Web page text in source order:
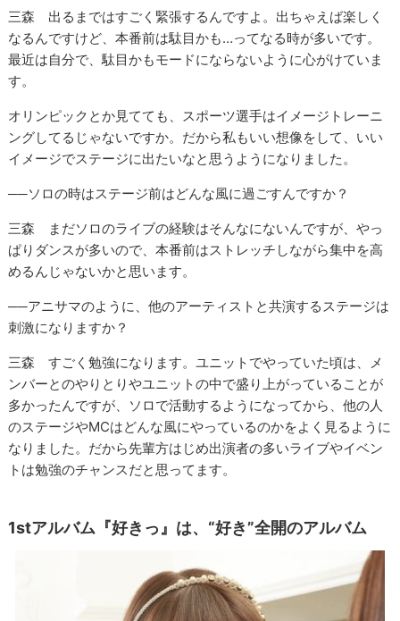
三森 出るまではすごく緊張するんですよ。出ちゃえば楽しく
なるんですけど、本番前は駄目かも…ってなる時が多いです。
最近は自分で、駄目かもモードにならないように心がけていま
す。
オリンピックとか見てても、スポーツ選手はイメージトレーニ
ングしてるじゃないですか。だから私もいい想像をして、いい
イメージでステージに出たいなと思うようになりました。
──ソロの時はステージ前はどんな風に過ごすんですか？
三森 まだソロのライブの経験はそんなにないんですが、やっ
ぱりダンスが多いので、本番前はストレッチしながら集中を高
めるんじゃないかと思います。
──アニサマのように、他のアーティストと共演するステージは
刺激になりますか？
三森 すごく勉強になります。ユニットでやっていた頃は、メ
ンバーとのやりとりやユニットの中で盛り上がっていることが
多かったんですが、ソロで活動するようになってから、他の人
のステージやMCはどんな風にやっているのかをよく見るように
なりました。だから先輩方はじめ出演者の多いライブやイベン
トは勉強のチャンスだと思ってます。
1stアルバム『好きっ』は、“好き”全開のアルバム